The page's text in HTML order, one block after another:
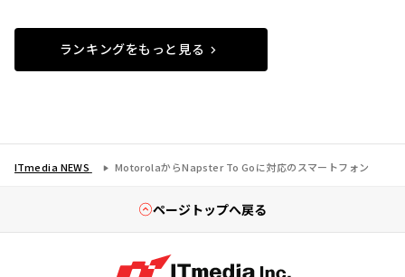
ランキングをもっと見る
ITmedia NEWS MotorolaからNapster To Goに対応のスマートフォン
ページトップへ戻る